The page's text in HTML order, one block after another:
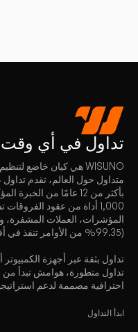
تداول في أي
متداول حول العالم، تقدم
بأكثر من 12 عامًا من
1,000 أداة من عقود
المؤشرات، العملات المشفرة،
(99.35% من الأوامر تنفذ في أقل من 13 مللي ثانية).
تداول بثقة عبر أجهزة
احترافية مصممة لدعم
ابدأ التداول